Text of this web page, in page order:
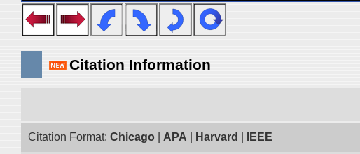
Citation Information
Citation Format: Chicago APA Harvard IEEE